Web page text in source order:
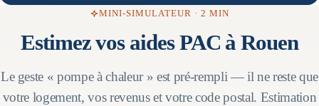
MINI-SIMULATEUR · 2 MIN
Estimez vos aides PAC àRouen
Le geste « pompe à chaleur » est pré-rempli — il ne reste que
votre logement, vos revenus et votre code postal. Estimation